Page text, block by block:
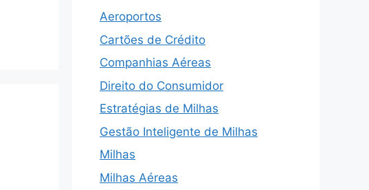
Aeroportos
Cartões de Crédito
Companhias Aéreas
Direito do Consumidor
Estratégias de Milhas
Gestão Inteligente de Milhas
Milhas
Milhas Aéreas